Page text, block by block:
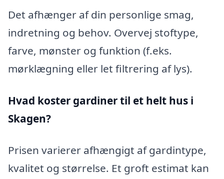
Det afhænger af din personlige smag,
indretning og behov. Overvej stoftype,
farve, mønster og funktion (f.eks.
mørklægning eller let filtrering af lys).
Hvad koster gardiner til et helt hus i
Skagen?
Prisen varierer afhængigt af gardintype,
kvalitet og størrelse. Et groft estimat kan